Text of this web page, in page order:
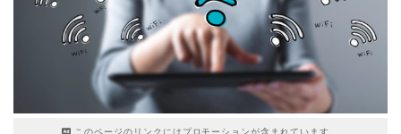
このページのリンクにはプロモーションが含まれています。